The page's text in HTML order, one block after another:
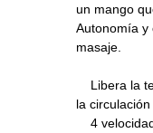
un mango
Autonomía y
masaje.
Libera la
la circulación
4